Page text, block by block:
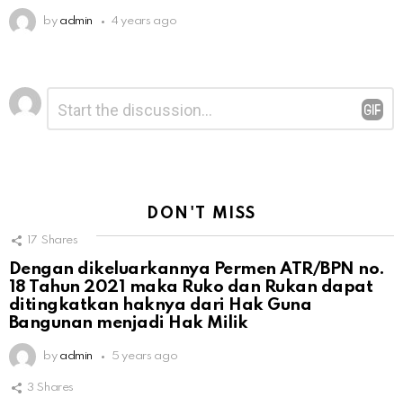
by admin 4 years ago
Leave
a
Reply
DON'T MISS
17 Shares
Dengan dikeluarkannya Permen ATR/BPN no.
18 Tahun 2021 maka Ruko dan Rukan dapat
ditingkatkan haknya dari Hak Guna
Bangunan menjadi Hak Milik
by admin 5 years ago
3 Shares